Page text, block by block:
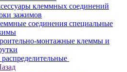
клеммных соединений
зажимов
соединения специальные
монтажные клеммы и